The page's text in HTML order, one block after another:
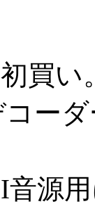
買い
ー
源